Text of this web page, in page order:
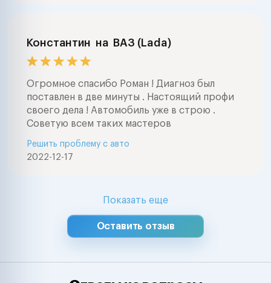
Константин на ВАЗ (Lada)
Огромное спасибо Роман ! Диагноз был
поставлен в две минуты . Настоящий профи
своего дела ! Автомобиль уже в строю .
Советую всем таких мастеров
2022-12-17
Решить проблему с авто
Показать еще
Оставить отзыв